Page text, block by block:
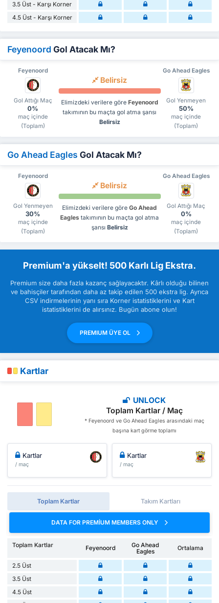
3.5 Üst - Karşı Korner
4.5 Üst - Karşı Korner
Feyenoord Gol Atacak Mı?
Feyenoord Go Ahead Eagles
Gol Attığı Maç
0%
maç içinde
(Toplam)
Belirsiz
Elimizdeki verilere göre Feyenoord
takımının bu maçta gol atma şansı
Belirsiz
Gol Yenmeyen
50%
maç içinde
(Toplam)
Go Ahead Eagles Gol Atacak Mı?
Feyenoord Go Ahead Eagles
Gol Yenmeyen
30%
maç içinde
(Toplam)
Belirsiz
Elimizdeki verilere göre Go Ahead
Eagles takımının bu maçta gol atma
şansı Belirsiz
Gol Attığı Maç
0%
maç içinde
(Toplam)
Premium'a yükselt! 500 Karlı Lig Ekstra.
Premium size daha fazla kazanç sağlayacaktır. Kârlı olduğu bilinen
ve bahisçiler tarafından daha az takip edilen 500 ekstra lig. Ayrıca
CSV indirmelerinin yanı sıra Korner istatistiklerini ve Kart
istatistiklerini de alırsınız. Bugün abone olun!
PREMIUM ÜYE OL
Kartlar
UNLOCK
Toplam Kartlar / Maç
* Feyenoord ve Go Ahead Eagles arasındaki maç
başına kart görme toplamı
Kartlar
/ maç
Kartlar
/ maç
Toplam Kartlar Takım Kartları
DATA FOR PREMIUM MEMBERS ONLY
Toplam Kartlar Feyenoord
Go Ahead
Eagles
Ortalama
2.5 Üst
3.5 Üst
4.5 Üst